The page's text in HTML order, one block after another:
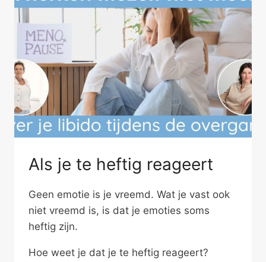
Als je te heftig reageert
Geen emotie is je vreemd. Wat je vast ook
niet vreemd is, is dat je emoties soms
heftig zijn.
Hoe weet je dat je te heftig reageert?